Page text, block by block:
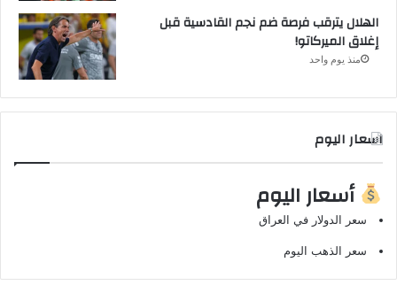
الهلال يترقب فرصة ضم نجم القادسية قبل
إغلاق الميركاتو!
منذ يوم واحد
اسعار اليوم
أسعار اليوم
سعر الدولار في العراق
سعر الذهب اليوم